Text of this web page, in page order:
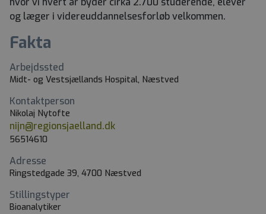
og læger i videreuddannelsesforløb velkommen.
Fakta
Arbejdssted
Midt- og Vestsjællands Hospital, Næstved
Kontaktperson
Nikolaj Nytofte
nijn@regionsjaelland.dk
56514610
Adresse
Ringstedgade 39, 4700 Næstved
Stillingstyper
Bioanalytiker